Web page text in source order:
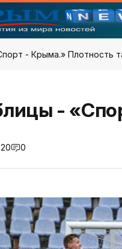
- Крыма.» Плотность
-
20 0